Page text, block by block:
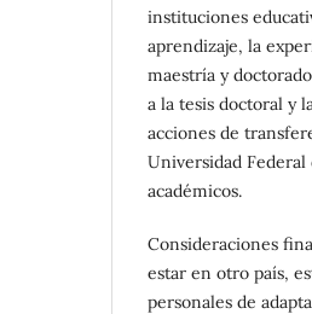
instituciones
aprendizaje, la
maestría y
a la tesis doctoral y
acciones de
Universidad Federal
académicos.
Consideraciones
estar en otro país,
personales de